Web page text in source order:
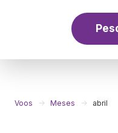
Voos Meses abril